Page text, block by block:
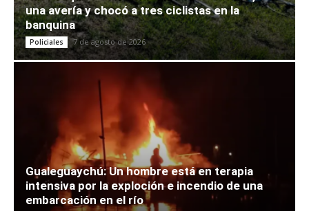
una avería y chocó a tres ciclistas en la
banquina
Policiales 7 de agosto de 2026
Gualeguaychú: Un hombre está en terapia
intensiva por la exploción e incendio de una
embarcación en el río